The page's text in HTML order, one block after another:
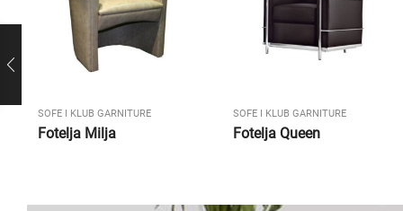
SOFE I KLUB GARNITURE
Fotelja Milja
SOFE I KLUB GARNITURE
Fotelja Queen